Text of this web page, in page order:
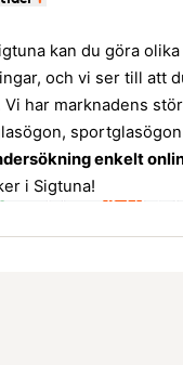
kan du göra
och vi ser till att
har marknadens
enkelt
i Sigtuna!